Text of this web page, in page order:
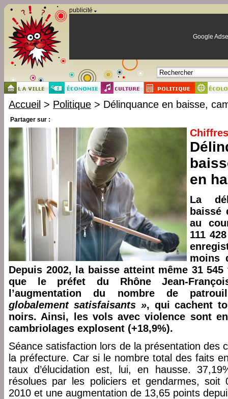
publicité
Google
Accueil > Politique > Délinquance en baisse,
Partager sur :
en
La
baissé
au
111
moins
Depuis 2002, la baisse atteint même 31
que le préfet du Rhône Jean-
l’augmentation du nombre de
globalement satisfaisants », qui cachent
noirs. Ainsi, les vols avec violence sont
cambriolages explosent (+18,9%).
Séance satisfaction lors de la présentation des
la préfecture. Car si le nombre total des faits
taux d’élucidation est, lui, en hausse.
résolues par les policiers et gendarmes, soit
2010 et une augmentation de 13,65 points
Panneau de gestion des cookies